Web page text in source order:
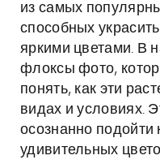
из самых
способных
яркими цветами. В
флоксы фото,
понять, как эти
видах и условиях.
осознанно подойти
удивительных